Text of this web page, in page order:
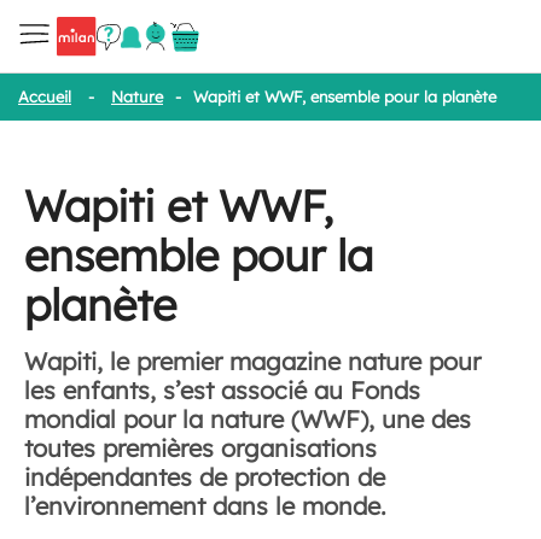
Accueil - Nature - Wapiti et WWF, ensemble pour la planète
Wapiti et WWF,
ensemble pour la
planète
Wapiti, le premier magazine nature pour
les enfants, s’est associé au Fonds
mondial pour la nature (WWF), une des
toutes premières organisations
indépendantes de protection de
l’environnement dans le monde.